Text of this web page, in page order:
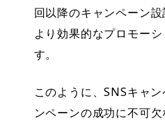
回以降のキャンペーン設
より効果的なプロモー
す。
このように、SNSキャ
ンペーンの成功に不可